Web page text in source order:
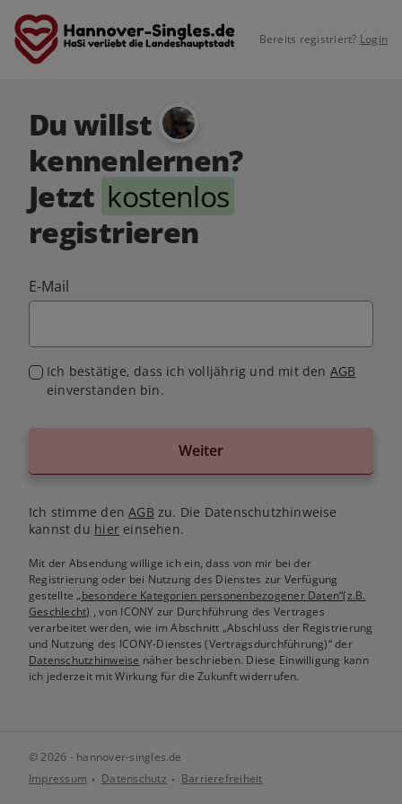
Bereits registriert? Login
Du willst
kennenlernen?
Jetzt kostenlos
registrieren
E-Mail
Ich bestätige, dass ich volljährig und mit den AGB
einverstanden bin.
Weiter
Ich stimme denAGB zu. Die Datenschutzhinweise
kannst du hiereinsehen.
Mit der Absendung willige ich ein, dass von mir bei der
Registrierung oder bei Nutzung des Dienstes zur Verfügung
gestellte„besondere Kategorien personenbezogener Daten“(z.B.
Geschlecht) , von ICONY zur Durchführung des Vertrages
verarbeitet werden, wie im Abschnitt „Abschluss der Registrierung
und Nutzung des ICONY-Dienstes (Vertragsdurchführung)“ der
Datenschutzhinweise näher beschrieben. Diese Einwilligung kann
ich jederzeit mit Wirkung für die Zukunft widerrufen.
© 2026 - hannover-singles.de
Impressum
Datenschutz Barrierefreiheit